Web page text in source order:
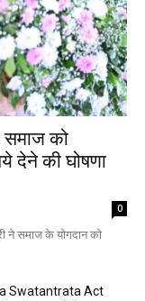
समाज को
देने की घोषणा
0
ने समाज के योगदान को
Swatantrata Act